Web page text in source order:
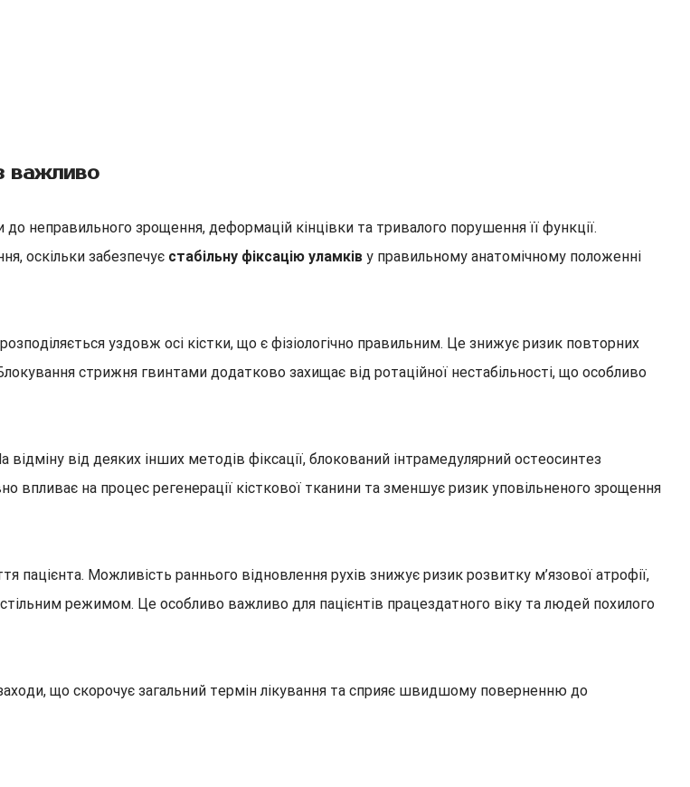
важливо
неправильного зрощення, деформацій кінцівки та тривалого порушення її функції.
оскільки забезпечує стабільну фіксацію уламків у правильному анатомічному положенні
уздовж осі кістки, що є фізіологічно правильним. Це знижує ризик повторних
стрижня гвинтами додатково захищає від ротаційної нестабільності, що особливо
відміну від деяких інших методів фіксації, блокований інтрамедулярний остеосинтез
впливає на процес регенерації кісткової тканини та зменшує ризик уповільненого зрощення
пацієнта. Можливість раннього відновлення рухів знижує ризик розвитку м’язової атрофії,
режимом. Це особливо важливо для пацієнтів працездатного віку та людей похилого
заходи, що скорочує загальний термін лікування та сприяє швидшому поверненню до